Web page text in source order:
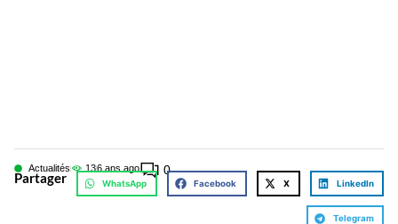
Actualités 136 ans ago 0
Partager WhatsApp Facebook X LinkedIn
Telegram